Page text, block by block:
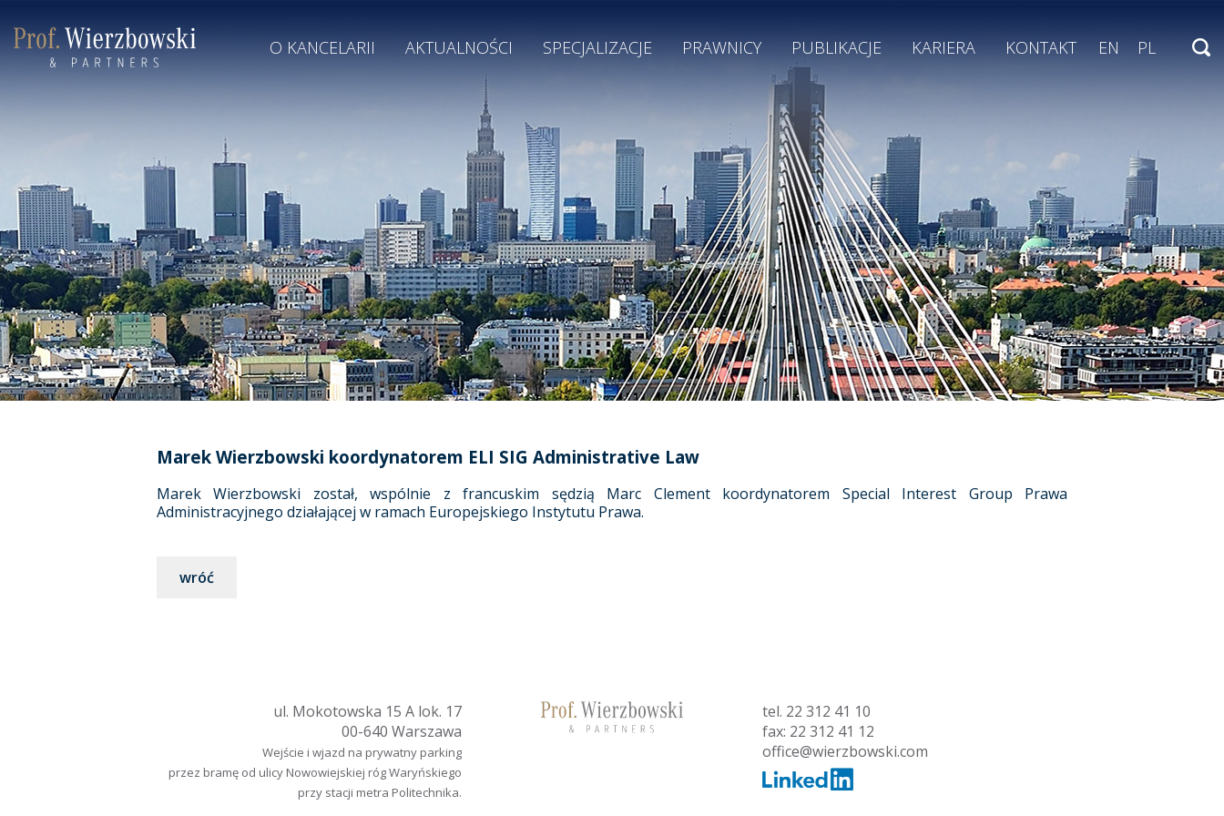
O KANCELARII AKTUALNOŚCI SPECJALIZACJE PRAWNICY PUBLIKACJE KARIERA KONTAKT EN PL
Marek Wierzbowski koordynatorem ELI SIG Administrative Law
Marek Wierzbowski został, wspólnie z francuskim sędzią Marc Clement koordynatorem Special Interest Group Prawa
Administracyjnego działającej w ramach Europejskiego Instytutu Prawa.
wróć
ul. Mokotowska 15 A lok. 17
00-640 Warszawa
Wejście i wjazd na prywatny parking
przez bramę od ulicy Nowowiejskiej róg Waryńskiego
przy stacji metra Politechnika.
tel. 22 312 41 10
fax: 22 312 41 12
office@wierzbowski.com